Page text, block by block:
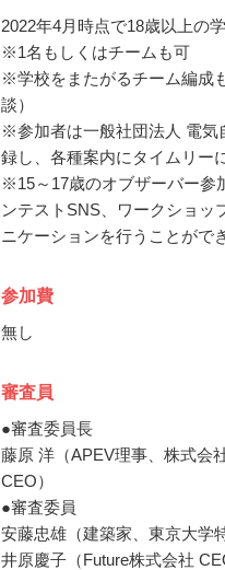
2022年4月時点で18歳以上の
※1名もしくはチームも可
※学校をまたがるチーム編成
談）
※参加者は一般社団法人 電気
録し、各種案内にタイムリー
※15～17歳のオブザーバー参
ンテストSNS、ワークショッ
ニケーションを行うことがで
参加費
無し
審査員
●審査委員長
藤原 洋（APEV理事、株式会
CEO）
●審査委員
安藤忠雄（建築家、東京大学
井原慶子（Future株式会社